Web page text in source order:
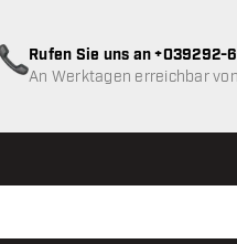
Rufen Sie uns an +039292-
An Werktagen erreichbar